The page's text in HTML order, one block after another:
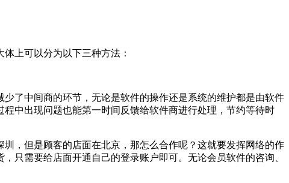
上可以分为以下三种方法：
了中间商的环节，无论是软件的操作还是系统的维护都是由软件
中出现问题也能第一时间反馈给软件商进行处理，节约等待时
，但是顾客的店面在北京，那怎么合作呢？这就要发挥网络的作
只需要给店面开通自己的登录账户即可。无论会员软件的咨询、